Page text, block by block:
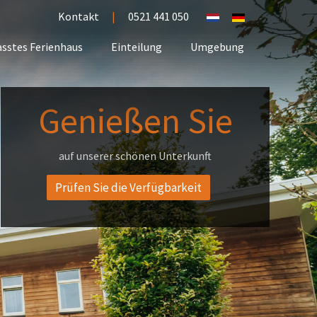
Genießen Sie
auf unserer schönen Unterkunft
Prüfen Sie die Verfügbarkeit
Kontakt | 0521 441 050
Ferienhaus Einteilung Umgebung